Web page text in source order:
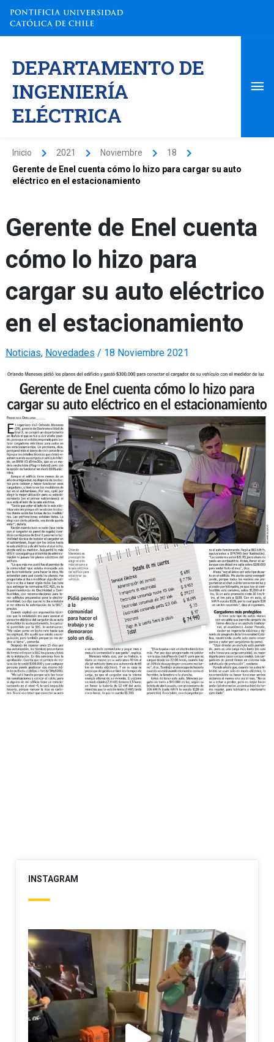
contenido
DEPARTAMENTO DE
INGENIERÍA
ELÉCTRICA
Inicio 2021 Noviembre
18
Gerente de Enel cuenta cómo lo hizo para cargar su auto
eléctrico en el estacionamiento
Gerente de Enel cuenta
cómo lo hizo para
cargar su auto eléctrico
en el estacionamiento
Noticias, Novedades / 18 Noviembre 2021
INSTAGRAM